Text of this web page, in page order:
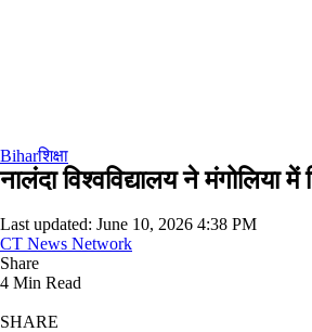
Biharशिक्षा
नालंदा विश्वविद्यालय ने
Last updated: June 10, 2026 4:38 PM
CT News Network
Share
4 Min Read
SHARE